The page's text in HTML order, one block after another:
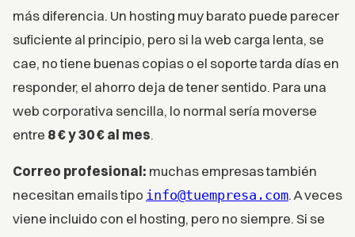
más diferencia. Un hosting muy barato puede parecer
suficiente al principio, pero si la web carga lenta, se
cae, no tiene buenas copias o el soporte tarda días en
responder, el ahorro deja de tener sentido. Para una
web corporativa sencilla, lo normal sería moverse
entre 8 € y 30 € al mes.
Correo profesional: muchas empresas también
necesitan emails tipo info@tuempresa.com. A veces
viene incluido con el hosting, pero no siempre. Si se